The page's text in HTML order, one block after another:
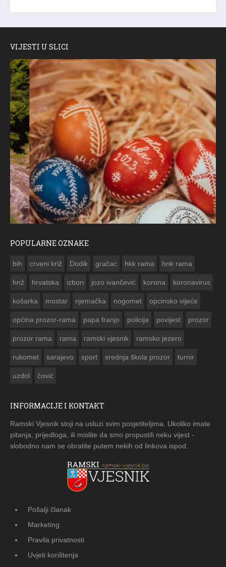
VIJESTI U SLICI
POPULARNE OZNAKE
bih crveni križ Dodik gračac hkk rama hnk rama
hnž hrvatska izbori jozo ivančević korona koronavirus
košarka mostar njemačka nogomet opcinsko vijeće
općina prozor-rama papa franjo policija povijest prozor
prozor rama rama ramski vjesnik ramsko jezero
rukomet sarajevo sport srednja škola prozor turnir
uzdol čović
INFORMACIJE I KONTAKT
Ramski Vjesnik stoji na usluzi svim posjetiteljima. Ukoliko imate
pitanja, prijedloga, ili mislite da smo propustili neku vijest -
slobodno nam se obratite putem nekih od linkova ispod.
Pošalji članak
Marketing
Pravila privatnosti
Uvjeti korištenja